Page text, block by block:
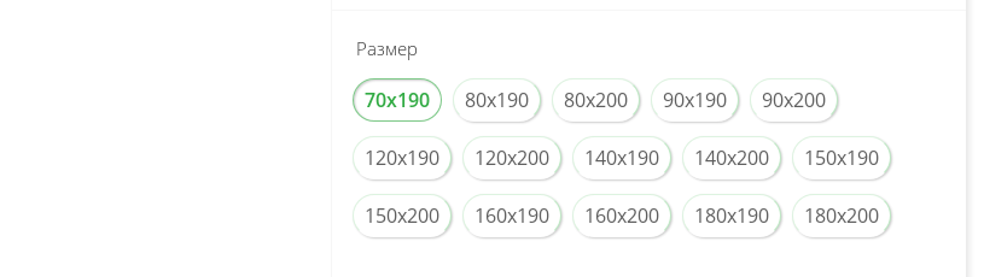
Размер
70x190 80x190 80x200 90x190 90x200
120x190 120x200 140x190 140x200 150x190
150x200 160x190 160x200 180x190 180x200